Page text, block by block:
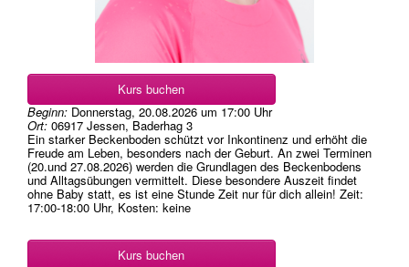
Kurs buchen
Beginn: Donnerstag, 20.08.2026 um 17:00 Uhr
Ort: 06917 Jessen, Baderhag 3
Ein starker Beckenboden schützt vor Inkontinenz und erhöht die
Freude am Leben, besonders nach der Geburt. An zwei Terminen
(20.und 27.08.2026) werden die Grundlagen des Beckenbodens
und Alltagsübungen vermittelt. Diese besondere Auszeit findet
ohne Baby statt, es ist eine Stunde Zeit nur für dich allein! Zeit:
17:00-18:00 Uhr, Kosten: keine
Kurs buchen